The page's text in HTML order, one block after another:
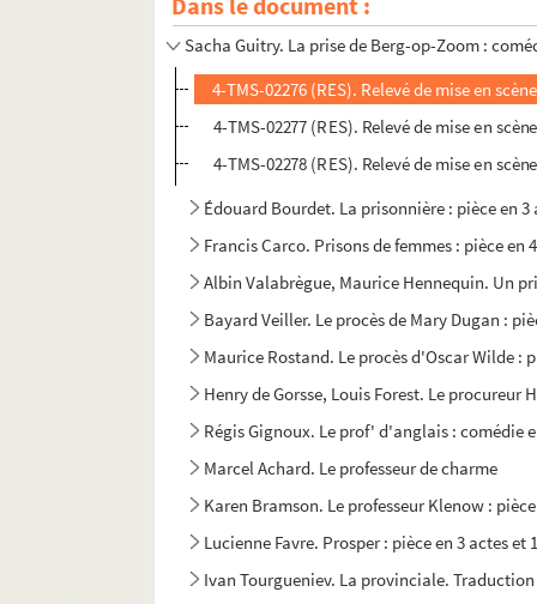
Jean-Jacques Bernard. Le printemps des
Sacha Guitry. La prise de Berg-op-Zoom :
4-TMS-02276 (RES). Relevé de mise en
4-TMS-02277 (RES). Relevé de mise en
4-TMS-02278 (RES). Relevé de mise en
Édouard Bourdet. La prisonnière : pièce en 3
Francis Carco. Prisons de femmes : pièce
Albin Valabrègue, Maurice Hennequin. Un
Bayard Veiller. Le procès de Mary Dugan :
Maurice Rostand. Le procès d'Oscar Wilde :
Henry de Gorsse, Louis Forest. Le procureur
Régis Gignoux. Le prof' d'anglais : comédie
Marcel Achard. Le professeur de charme
Karen Bramson. Le professeur Klenow :
Lucienne Favre. Prosper : pièce en 3 actes et
Ivan Tourgueniev. La provinciale. Traduction